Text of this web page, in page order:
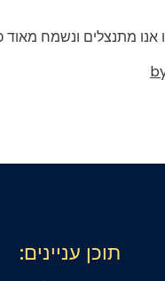
מתנצלים ונשמח מאוד
תוכן עניינים: